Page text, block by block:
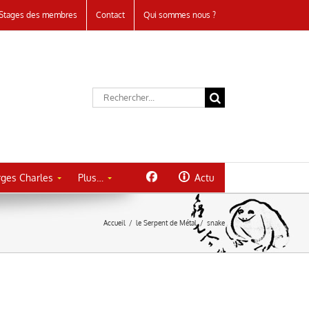
des membres Contact Qui sommes nous ?
Rechercher:
Charles Plus… Actu
Accueil / le Serpent de Métal / snake